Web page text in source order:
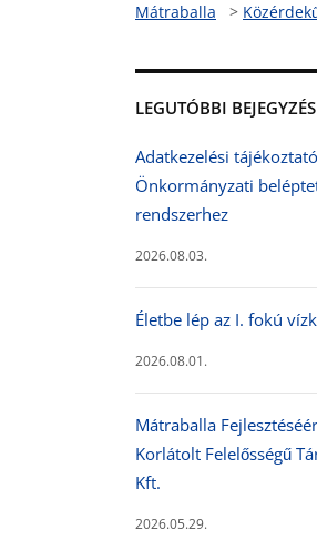
Mátraballa >
LEGUTÓBBI
Adatkezelési
Önkormányzati
rendszerhez
2026.08.03.
Életbe lép az I. fokú
2026.08.01.
Mátraballa
Korlátolt Felelősségű
Kft.
2026.05.29.